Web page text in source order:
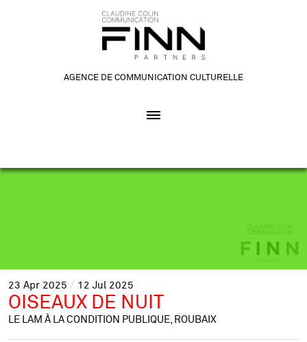
AGENCE DE COMMUNICATION CULTURELLE
23 Apr 2025 12 Jul 2025
OISEAUX DE NUIT
LE LAM À LA CONDITION PUBLIQUE, ROUBAIX